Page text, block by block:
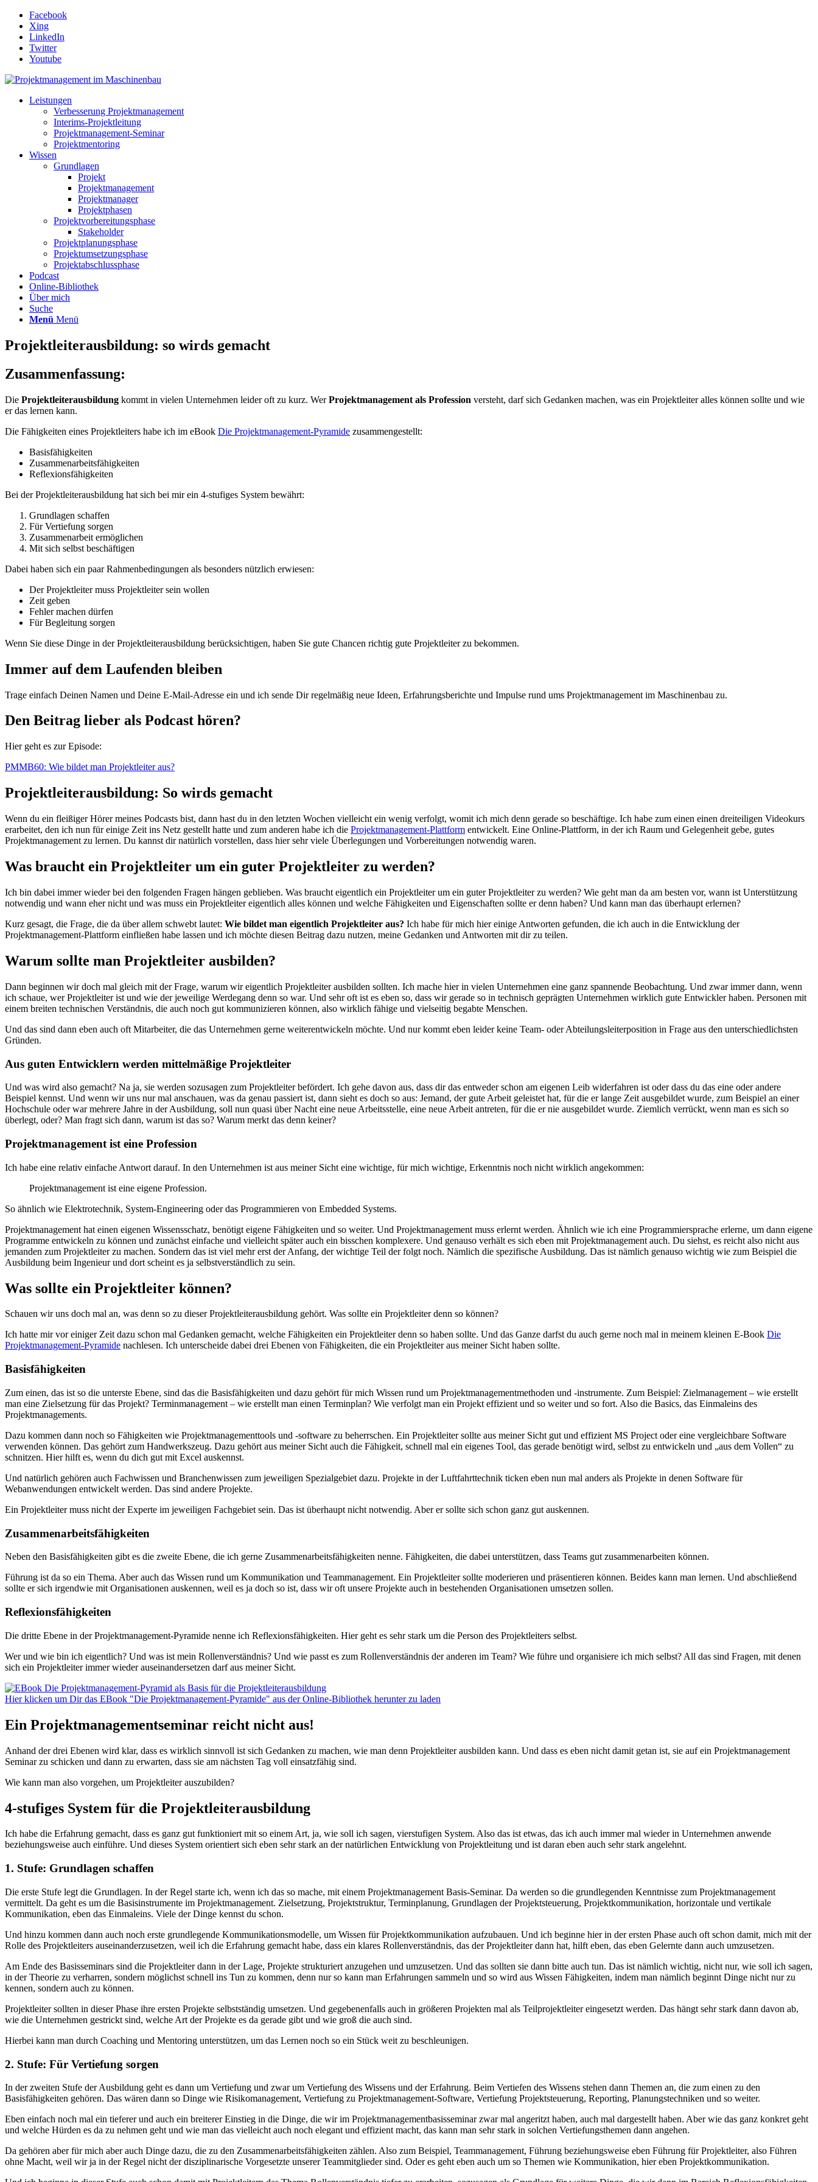
Facebook
Xing
LinkedIn
Twitter
Youtube
Leistungen
Verbesserung Projektmanagement
Interims-Projektleitung
Projektmanagement-Seminar
Projektmentoring
Wissen
Grundlagen
Projekt
Projektmanagement
Projektmanager
Projektphasen
Projektvorbereitungsphase
Stakeholder
Projektplanungsphase
Projektumsetzungsphase
Projektabschlussphase
Podcast
Online-Bibliothek
Über mich
Suche
Menü Menü
Projektleiterausbildung: so wirds gemacht
Zusammenfassung:
Die Projektleiterausbildung kommt in vielen Unternehmen leider oft zu kurz. WerProjektmanagement als Profession versteht, darf sich Gedanken machen, was ein Projektleiter alles können sollte und wie
er das lernen kann.
Die Fähigkeiten eines Projektleiters habe ich im eBook Die Projektmanagement-Pyramide zusammengestellt:
Basisfähigkeiten
Zusammenarbeitsfähigkeiten
Reflexionsfähigkeiten
Bei der Projektleiterausbildung hat sich bei mir ein 4-stufiges System bewährt:
Grundlagen schaffen
Für Vertiefung sorgen
Zusammenarbeit ermöglichen
Mit sich selbst beschäftigen
Dabei haben sich ein paar Rahmenbedingungen als besonders nützlich erwiesen:
Der Projektleiter muss Projektleiter sein wollen
Zeit geben
Fehler machen dürfen
Für Begleitung sorgen
Wenn Sie diese Dinge in der Projektleiterausbildung berücksichtigen, haben Sie gute Chancen richtig gute Projektleiter zu bekommen.
Immer auf dem Laufenden bleiben
Trage einfach Deinen Namen und Deine E-Mail-Adresse ein und ich sende Dir regelmäßig neue Ideen, Erfahrungsberichte und Impulse rund ums Projektmanagement im Maschinenbau zu.
Den Beitrag lieber als Podcast hören?
Hier geht es zur Episode:
PMMB60: Wie bildet man Projektleiter aus?
Projektleiterausbildung: So wirds gemacht
Wenn du ein fleißiger Hörer meines Podcasts bist, dann hast du in den letzten Wochen vielleicht ein wenig verfolgt, womit ich mich denn gerade so beschäftige. Ich habe zum einen einen dreiteiligen Videokurs
erarbeitet, den ich nun für einige Zeit ins Netz gestellt hatte und zum anderen habe ich die Projektmanagement-Plattform entwickelt. Eine Online-Plattform, in der ich Raum und Gelegenheit gebe, gutes
Projektmanagement zu lernen. Du kannst dir natürlich vorstellen, dass hier sehr viele Überlegungen und Vorbereitungen notwendig waren.
Was braucht ein Projektleiter um ein guter Projektleiter zu werden?
Ich bin dabei immer wieder bei den folgenden Fragen hängen geblieben. Was braucht eigentlich ein Projektleiter um ein guter Projektleiter zu werden? Wie geht man da am besten vor, wann ist Unterstützung
notwendig und wann eher nicht und was muss ein Projektleiter eigentlich alles können und welche Fähigkeiten und Eigenschaften sollte er denn haben? Und kann man das überhaupt erlernen?
Kurz gesagt, die Frage, die da über allem schwebt lautet: Wie bildet man eigentlich Projektleiter aus? Ich habe für mich hier einige Antworten gefunden, die ich auch in die Entwicklung der
Projektmanagement-Plattform einfließen habe lassen und ich möchte diesen Beitrag dazu nutzen, meine Gedanken und Antworten mit dir zu teilen.
Warum sollte man Projektleiter ausbilden?
Dann beginnen wir doch mal gleich mit der Frage, warum wir eigentlich Projektleiter ausbilden sollten. Ich mache hier in vielen Unternehmen eine ganz spannende Beobachtung. Und zwar immer dann, wenn
ich schaue, wer Projektleiter ist und wie der jeweilige Werdegang denn so war. Und sehr oft ist es eben so, dass wir gerade so in technisch geprägten Unternehmen wirklich gute Entwickler haben. Personen mit
einem breiten technischen Verständnis, die auch noch gut kommunizieren können, also wirklich fähige und vielseitig begabte Menschen.
Und das sind dann eben auch oft Mitarbeiter, die das Unternehmen gerne weiterentwickeln möchte. Und nur kommt eben leider keine Team- oder Abteilungsleiterposition in Frage aus den unterschiedlichsten
Gründen.
Aus guten Entwicklern werden mittelmäßige Projektleiter
Und was wird also gemacht? Na ja, sie werden sozusagen zum Projektleiter befördert. Ich gehe davon aus, dass dir das entweder schon am eigenen Leib widerfahren ist oder dass du das eine oder andere
Beispiel kennst. Und wenn wir uns nur mal anschauen, was da genau passiert ist, dann sieht es doch so aus: Jemand, der gute Arbeit geleistet hat, für die er lange Zeit ausgebildet wurde, zum Beispiel an einer
Hochschule oder war mehrere Jahre in der Ausbildung, soll nun quasi über Nacht eine neue Arbeitsstelle, eine neue Arbeit antreten, für die er nie ausgebildet wurde. Ziemlich verrückt, wenn man es sich so
überlegt, oder? Man fragt sich dann, warum ist das so? Warum merkt das denn keiner?
Projektmanagement ist eine Profession
Ich habe eine relativ einfache Antwort darauf. In den Unternehmen ist aus meiner Sicht eine wichtige, für mich wichtige, Erkenntnis noch nicht wirklich angekommen:
Projektmanagement ist eine eigene Profession.
So ähnlich wie Elektrotechnik, System-Engineering oder das Programmieren von Embedded Systems.
Projektmanagement hat einen eigenen Wissensschatz, benötigt eigene Fähigkeiten und so weiter. Und Projektmanagement muss erlernt werden. Ähnlich wie ich eine Programmiersprache erlerne, um dann eigene
Programme entwickeln zu können und zunächst einfache und vielleicht später auch ein bisschen komplexere. Und genauso verhält es sich eben mit Projektmanagement auch. Du siehst, es reicht also nicht aus
jemanden zum Projektleiter zu machen. Sondern das ist viel mehr erst der Anfang, der wichtige Teil der folgt noch. Nämlich die spezifische Ausbildung. Das ist nämlich genauso wichtig wie zum Beispiel die
Ausbildung beim Ingenieur und dort scheint es ja selbstverständlich zu sein.
Was sollte ein Projektleiter können?
Schauen wir uns doch mal an, was denn so zu dieser Projektleiterausbildung gehört. Was sollte ein Projektleiter denn so können?
Ich hatte mir vor einiger Zeit dazu schon mal Gedanken gemacht, welche Fähigkeiten ein Projektleiter denn so haben sollte. Und das Ganze darfst du auch gerne noch mal in meinem kleinen E-Book Die
Projektmanagement-Pyramide nachlesen. Ich unterscheide dabei drei Ebenen von Fähigkeiten, die ein Projektleiter aus meiner Sicht haben sollte.
Basisfähigkeiten
Zum einen, das ist so die unterste Ebene, sind das die Basisfähigkeiten und dazu gehört für mich Wissen rund um Projektmanagementmethoden und -instrumente. Zum Beispiel: Zielmanagement – wie erstellt
man eine Zielsetzung für das Projekt? Terminmanagement – wie erstellt man einen Terminplan? Wie verfolgt man ein Projekt effizient und so weiter und so fort. Also die Basics, das Einmaleins des
Projektmanagements.
Dazu kommen dann noch so Fähigkeiten wie Projektmanagementtools und -software zu beherrschen. Ein Projektleiter sollte aus meiner Sicht gut und effizient MS Project oder eine vergleichbare Software
verwenden können. Das gehört zum Handwerkszeug. Dazu gehört aus meiner Sicht auch die Fähigkeit, schnell mal ein eigenes Tool, das gerade benötigt wird, selbst zu entwickeln und „aus dem Vollen“ zu
schnitzen. Hier hilft es, wenn du dich gut mit Excel auskennst.
Und natürlich gehören auch Fachwissen und Branchenwissen zum jeweiligen Spezialgebiet dazu. Projekte in der Luftfahrttechnik ticken eben nun mal anders als Projekte in denen Software für
Webanwendungen entwickelt werden. Das sind andere Projekte.
Ein Projektleiter muss nicht der Experte im jeweiligen Fachgebiet sein. Das ist überhaupt nicht notwendig. Aber er sollte sich schon ganz gut auskennen.
Zusammenarbeitsfähigkeiten
Neben den Basisfähigkeiten gibt es die zweite Ebene, die ich gerne Zusammenarbeitsfähigkeiten nenne. Fähigkeiten, die dabei unterstützen, dass Teams gut zusammenarbeiten können.
Führung ist da so ein Thema. Aber auch das Wissen rund um Kommunikation und Teammanagement. Ein Projektleiter sollte moderieren und präsentieren können. Beides kann man lernen. Und abschließend
sollte er sich irgendwie mit Organisationen auskennen, weil es ja doch so ist, dass wir oft unsere Projekte auch in bestehenden Organisationen umsetzen sollen.
Reflexionsfähigkeiten
Die dritte Ebene in der Projektmanagement-Pyramide nenne ich Reflexionsfähigkeiten. Hier geht es sehr stark um die Person des Projektleiters selbst.
Wer und wie bin ich eigentlich? Und was ist mein Rollenverständnis? Und wie passt es zum Rollenverständnis der anderen im Team? Wie führe und organisiere ich mich selbst? All das sind Fragen, mit denen
sich ein Projektleiter immer wieder auseinandersetzen darf aus meiner Sicht.
Hier klicken um Dir das EBook "Die Projektmanagement-Pyramide" aus der Online-Bibliothek herunter zu laden
Ein Projektmanagementseminar reicht nicht aus!
Anhand der drei Ebenen wird klar, dass es wirklich sinnvoll ist sich Gedanken zu machen, wie man denn Projektleiter ausbilden kann. Und dass es eben nicht damit getan ist, sie auf ein Projektmanagement
Seminar zu schicken und dann zu erwarten, dass sie am nächsten Tag voll einsatzfähig sind.
Wie kann man also vorgehen, um Projektleiter auszubilden?
4-stufiges System für die Projektleiterausbildung
Ich habe die Erfahrung gemacht, dass es ganz gut funktioniert mit so einem Art, ja, wie soll ich sagen, vierstufigen System. Also das ist etwas, das ich auch immer mal wieder in Unternehmen anwende
beziehungsweise auch einführe. Und dieses System orientiert sich eben sehr stark an der natürlichen Entwicklung von Projektleitung und ist daran eben auch sehr stark angelehnt.
1. Stufe: Grundlagen schaffen
Die erste Stufe legt die Grundlagen. In der Regel starte ich, wenn ich das so mache, mit einem Projektmanagement Basis-Seminar. Da werden so die grundlegenden Kenntnisse zum Projektmanagement
vermittelt. Da geht es um die Basisinstrumente im Projektmanagement. Zielsetzung, Projektstruktur, Terminplanung, Grundlagen der Projektsteuerung, Projektkommunikation, horizontale und vertikale
Kommunikation, eben das Einmaleins. Viele der Dinge kennst du schon.
Und hinzu kommen dann auch noch erste grundlegende Kommunikationsmodelle, um Wissen für Projektkommunikation aufzubauen. Und ich beginne hier in der ersten Phase auch oft schon damit, mich mit der
Rolle des Projektleiters auseinanderzusetzen, weil ich die Erfahrung gemacht habe, dass ein klares Rollenverständnis, das der Projektleiter dann hat, hilft eben, das eben Gelernte dann auch umzusetzen.
Am Ende des Basisseminars sind die Projektleiter dann in der Lage, Projekte strukturiert anzugehen und umzusetzen. Und das sollten sie dann bitte auch tun. Das ist nämlich wichtig, nicht nur, wie soll ich sagen,
in der Theorie zu verharren, sondern möglichst schnell ins Tun zu kommen, denn nur so kann man Erfahrungen sammeln und so wird aus Wissen Fähigkeiten, indem man nämlich beginnt Dinge nicht nur zu
kennen, sondern auch zu können.
Projektleiter sollten in dieser Phase ihre ersten Projekte selbstständig umsetzen. Und gegebenenfalls auch in größeren Projekten mal als Teilprojektleiter eingesetzt werden. Das hängt sehr stark dann davon ab,
wie die Unternehmen gestrickt sind, welche Art der Projekte es da gerade gibt und wie groß die auch sind.
Hierbei kann man durch Coaching und Mentoring unterstützen, um das Lernen noch so ein Stück weit zu beschleunigen.
2. Stufe: Für Vertiefung sorgen
In der zweiten Stufe der Ausbildung geht es dann um Vertiefung und zwar um Vertiefung des Wissens und der Erfahrung. Beim Vertiefen des Wissens stehen dann Themen an, die zum einen zu den
Basisfähigkeiten gehören. Das wären dann so Dinge wie Risikomanagement, Vertiefung zu Projektmanagement-Software, Vertiefung Projektsteuerung, Reporting, Planungstechniken und so weiter.
Eben einfach noch mal ein tieferer und auch ein breiterer Einstieg in die Dinge, die wir im Projektmanagementbasisseminar zwar mal angeritzt haben, auch mal dargestellt haben. Aber wie das ganz konkret geht
und welche Hürden es da zu nehmen geht und wie man das vielleicht auch noch elegant und effizient macht, das kann man sehr stark in solchen Vertiefungsthemen dann angehen.
Da gehören aber für mich aber auch Dinge dazu, die zu den Zusammenarbeitsfähigkeiten zählen. Also zum Beispiel, Teammanagement, Führung beziehungsweise eben Führung für Projektleiter, also Führen
ohne Macht, weil wir ja in der Regel nicht der disziplinarische Vorgesetzte unserer Teammitglieder sind. Oder es geht eben auch um so Themen wie Kommunikation, hier eben Projektkommunikation.